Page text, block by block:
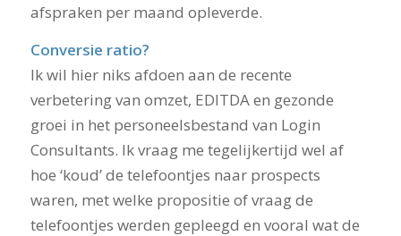
afspraken per maand opleverde.
Conversie ratio?
Ik wil hier niks afdoen aan de recente
verbetering van omzet, EDITDA en gezonde
groei in het personeelsbestand van Login
Consultants. Ik vraag me tegelijkertijd wel af
hoe ‘koud’ de telefoontjes naar prospects
waren, met welke propositie of vraag de
telefoontjes werden gepleegd en vooral wat de